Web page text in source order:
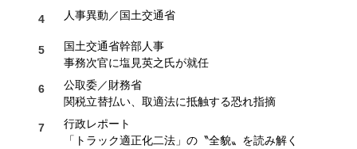
人事異動／国土交通省
国土交通省幹部人事
事務次官に塩見英之氏が就任
公取委／財務省
関税立替払い、取適法に抵触する恐れ指摘
行政レポート
「トラック適正化二法」の〝全貌〟を読み解く